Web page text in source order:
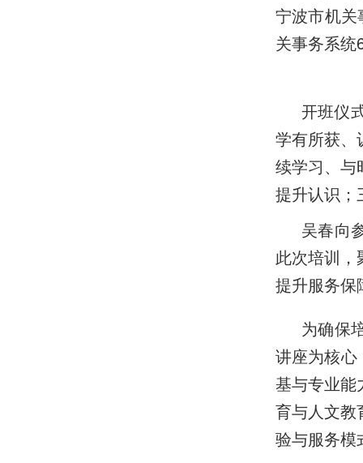
宁波市机
关事务系统
开班仪
学有所获、
续学习、与
提升认识；
吴春向
此次培训
提升服务保
为确保
讲座为核心
基与专业能
育与人文教
验与服务模